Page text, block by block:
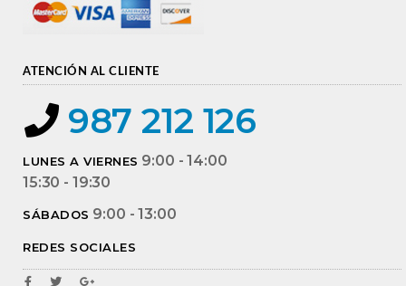
ATENCIÓN AL CLIENTE
987 212 126
LUNES A VIERNES 9:00 - 14:00
15:30 - 19:30
SÁBADOS 9:00 - 13:00
REDES SOCIALES